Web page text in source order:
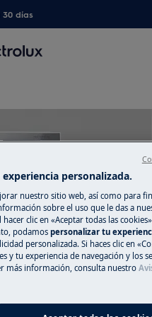
30 días
Lavado
personalizada.
nuestro sitio web, así como para
sobre el uso que le das a
clic en «Aceptar todas las
podamos personalizar tu
personalizada. Si haces clic en
y tu experiencia de navegación y los
más información, consulta nuestro